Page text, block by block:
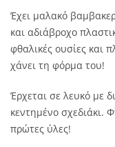
Έχει μαλακό
και αδιάβροχο
φθαλικές ουσίες και
χάνει τη φόρμα του!
Έρχεται σε λευκό με
κεντημένο σχεδιάκι.
πρώτες ύλες!